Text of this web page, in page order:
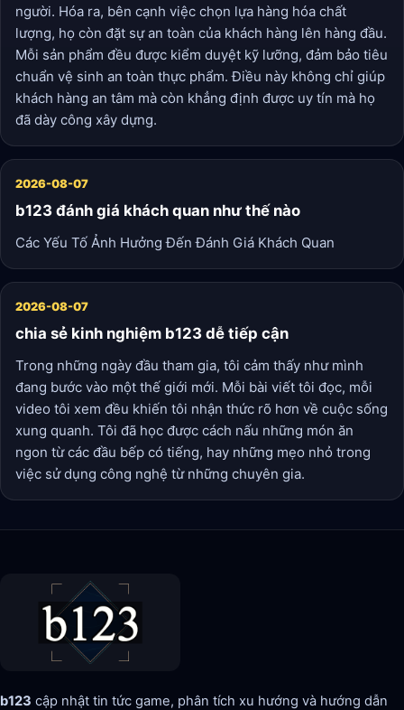
người. Hóa ra, bên cạnh việc chọn lựa hàng hóa chất
lượng, họ còn đặt sự an toàn của khách hàng lên hàng đầu.
Mỗi sản phẩm đều được kiểm duyệt kỹ lưỡng, đảm bảo tiêu
chuẩn vệ sinh an toàn thực phẩm. Điều này không chỉ giúp
khách hàng an tâm mà còn khẳng định được uy tín mà họ
đã dày công xây dựng.
2026-08-07
b123 đánh giá khách quan như thế nào
Các Yếu Tố Ảnh Hưởng Đến Đánh Giá Khách Quan
2026-08-07
chia sẻ kinh nghiệm b123 dễ tiếp cận
Trong những ngày đầu tham gia, tôi cảm thấy như mình
đang bước vào một thế giới mới. Mỗi bài viết tôi đọc, mỗi
video tôi xem đều khiến tôi nhận thức rõ hơn về cuộc sống
xung quanh. Tôi đã học được cách nấu những món ăn
ngon từ các đầu bếp có tiếng, hay những mẹo nhỏ trong
việc sử dụng công nghệ từ những chuyên gia.
b123 cập nhật tin tức game, phân tích xu hướng và hướng dẫn